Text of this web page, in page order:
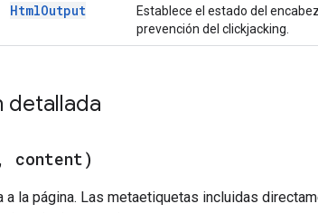
HtmlOutput Establece el estado del
prevención del clickjacking.
detallada
, content)
a la página. Las metaetiquetas incluidas